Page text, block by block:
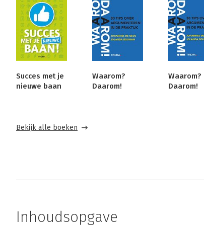
Succes met je
nieuwe baan
Waarom?
Daarom!
Waarom?
Daarom!
Bekijk alle boeken
Inhoudsopgave